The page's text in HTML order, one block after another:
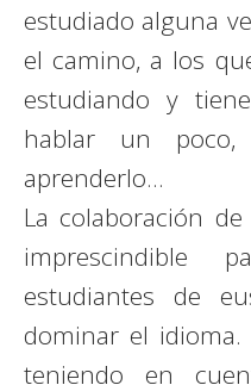
estudiado alguna
el camino, a los
estudiando y
hablar un
aprenderlo…
La colaboración
imprescindible
estudiantes de
dominar el
teniendo en